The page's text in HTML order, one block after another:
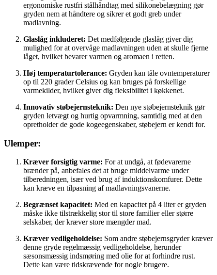
ergonomiske rustfri stålhåndtag med silikonebelægning gør
gryden nem at håndtere og sikrer et godt greb under
madlavning.
Glaslåg inkluderet: Det medfølgende glaslåg giver dig
mulighed for at overvåge madlavningen uden at skulle fjerne
låget, hvilket bevarer varmen og aromaen i retten.
Høj temperaturtolerance: Gryden kan tåle ovntemperaturer
op til 220 grader Celsius og kan bruges på forskellige
varmekilder, hvilket giver dig fleksibilitet i køkkenet.
Innovativ støbejernsteknik: Den nye støbejernsteknik gør
gryden letvægt og hurtig opvarmning, samtidig med at den
opretholder de gode kogeegenskaber, støbejern er kendt for.
Ulemper:
Kræver forsigtig varme: For at undgå, at fødevarerne
brænder på, anbefales det at bruge middelvarme under
tilberedningen, især ved brug af induktionskomfurer. Dette
kan kræve en tilpasning af madlavningsvanerne.
Begrænset kapacitet: Med en kapacitet på 4 liter er gryden
måske ikke tilstrækkelig stor til store familier eller større
selskaber, der kræver store mængder mad.
Kræver vedligeholdelse: Som andre støbejernsgryder kræver
denne gryde regelmæssig vedligeholdelse, herunder
sæsonsmæssig indsmøring med olie for at forhindre rust.
Dette kan være tidskrævende for nogle brugere.